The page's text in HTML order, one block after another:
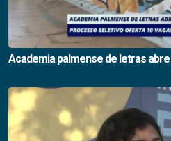
Academia palmense de letras